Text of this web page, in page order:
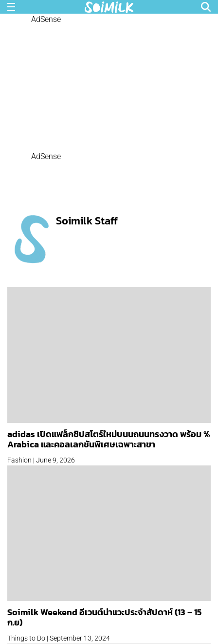
AdSense
AdSense
Soimilk Staff
adidas เปิดแฟล็กชิปสโตร์ใหม่บนนถนนทรงวาด พร้อม %
Arabica และคอลเลกชันพิเศษเฉพาะสาขา
Fashion | June 9, 2026
Soimilk Weekend อีเวนต์น่าแวะประจำสัปดาห์ (13 – 15
ก.ย)
Things to Do | September 13, 2024